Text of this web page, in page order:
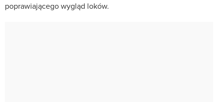
poprawiającego wygląd loków.